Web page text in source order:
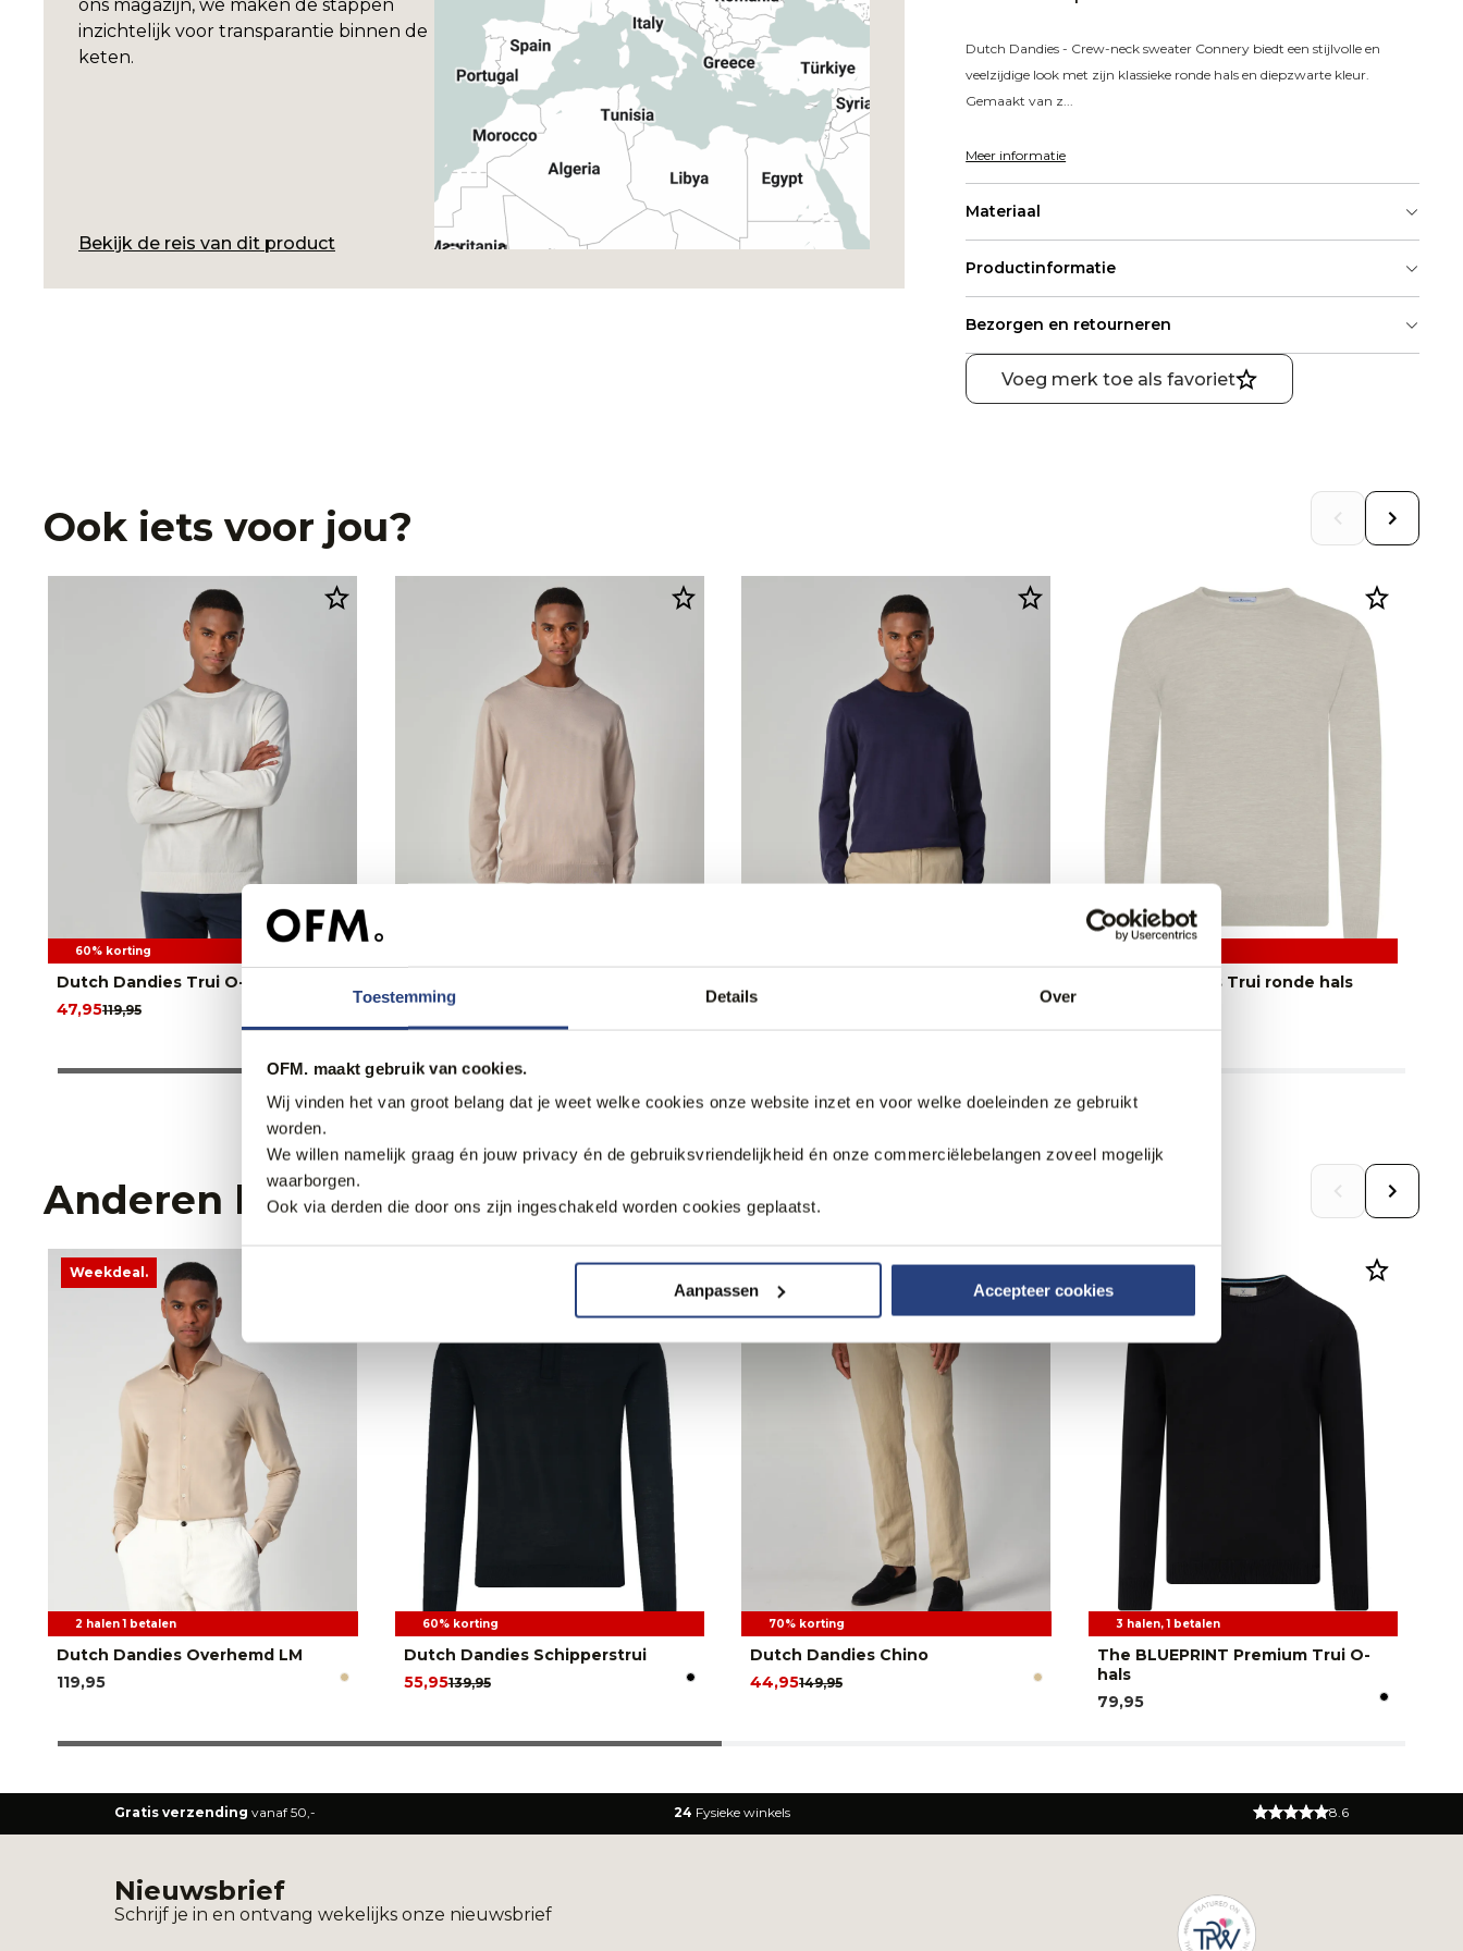
Toestemming Details Over
OFM. maakt gebruik van cookies.
Wij vinden het van groot belang dat je weet welke cookies onze website inzet en voor welke doeleinden ze gebruikt
worden.
We willen namelijk graag én jouw privacy én de gebruiksvriendelijkheid én onze commerciëlebelangen zoveel mogelijk
waarborgen.
Ook via derden die door ons zijn ingeschakeld worden cookies geplaatst.
Aanpassen Accepteer cookies
ons magazijn, we maken de stappen
inzichtelijk voor transparantie binnen de
keten.
Bekijk de reis van dit product
Dutch Dandies - Crew-neck sweater Connery biedt een stijlvolle en
veelzijdige look met zijn klassieke ronde hals en diepzwarte kleur.
Gemaakt van z...
Meer informatie
Materiaal
Productinformatie
Bezorgen en retourneren
Voeg merk toe als favoriet
Ook iets voor jou?
60% korting
Dutch Dandies Trui O-hals
119,95
47,95 119,95
47,95 47,95
Dutch Dandies Trui ronde hals
Anderen bekeken ook
Weekdeal.
2 halen 1 betalen
Dutch Dandies Overhemd LM
119,95
60% korting
Dutch Dandies Schipperstrui
139,95
55,95
70% korting
Dutch Dandies Chino
149,95
44,95
3 halen, 1 betalen
The BLUEPRINT Premium Trui O-
hals
79,95
Gratis verzending vanaf 50,- 24 Fysieke winkels 8.6
Nieuwsbrief
Schrijf je in en ontvang wekelijks onze nieuwsbrief